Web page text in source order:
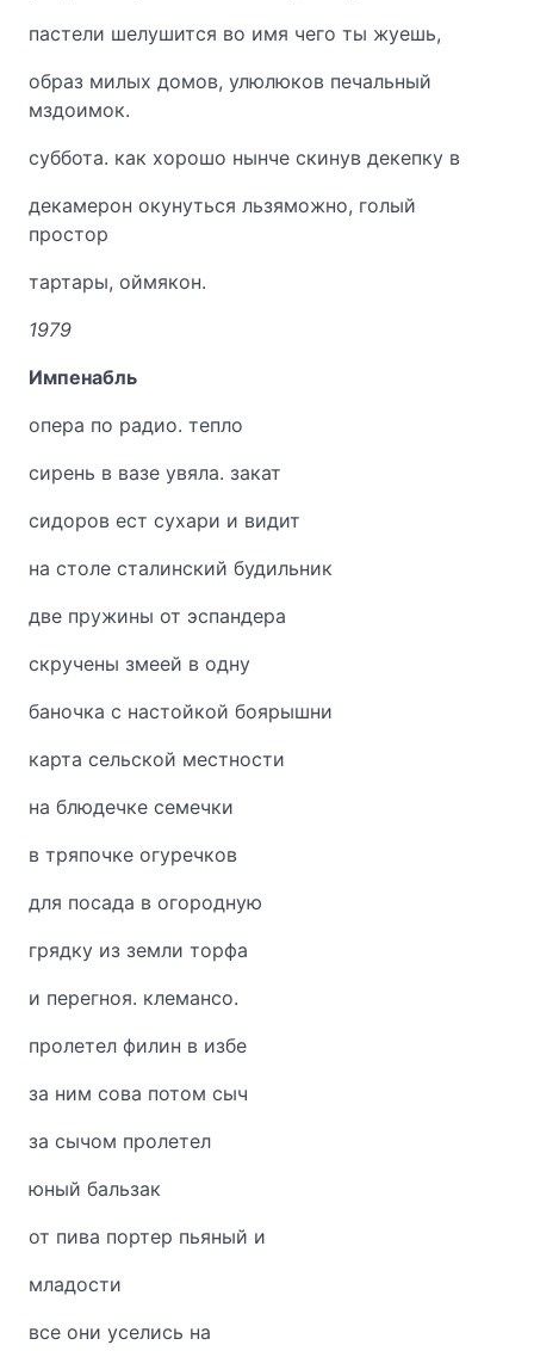
пастели шелушится во имя чего ты жуешь,
образ милых домов, улюлюков печальный
мздоимок.
суббота. как хорошо нынче скинув декепку в
декамерон окунуться льзяможно, голый
простор
тартары, оймякон.
1979
Импенабль
опера по радио. тепло
сирень в вазе увяла. закат
сидоров ест сухари и видит
на столе сталинский будильник
две пружины от эспандера
скручены змеей в одну
баночка с настойкой боярышни
карта сельской местности
на блюдечке семечки
в тряпочке огуречков
для посада в огородную
грядку из земли торфа
и перегноя. клемансо.
пролетел филин в избе
за ним сова потом сыч
за сычом пролетел
юный бальзак
от пива портер пьяный и
младости
все они уселись на